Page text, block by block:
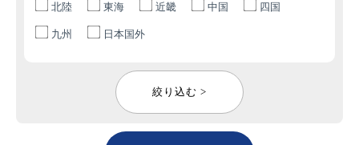
北陸 東海 近畿 中国 四国
九州 日本国外
絞り込む >